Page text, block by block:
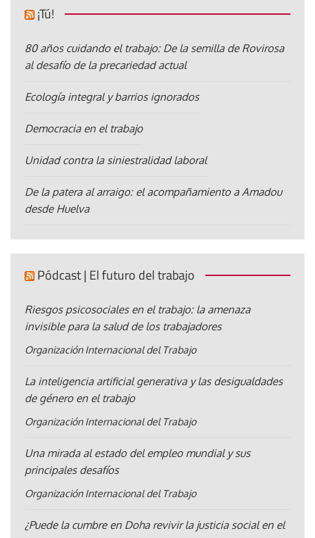
¡Tú!
80 años cuidando el trabajo: De la semilla de Rovirosa
al desafío de la precariedad actual
Ecología integral y barrios ignorados
Democracia en el trabajo
Unidad contra la siniestralidad laboral
De la patera al arraigo: el acompañamiento a Amadou
desde Huelva
Pódcast | El futuro del trabajo
Riesgos psicosociales en el trabajo: la amenaza
invisible para la salud de los trabajadores
Organización Internacional del Trabajo
La inteligencia artificial generativa y las desigualdades
de género en el trabajo
Organización Internacional del Trabajo
Una mirada al estado del empleo mundial y sus
principales desafíos
Organización Internacional del Trabajo
¿Puede la cumbre en Doha revivir la justicia social en el